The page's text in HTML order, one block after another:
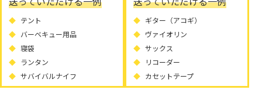
テント
バーベキュー用品
寝袋
ランタン
サバイバルナイフ
ギター（アコギ）
ヴァイオリン
サックス
リコーダー
カセットテープ